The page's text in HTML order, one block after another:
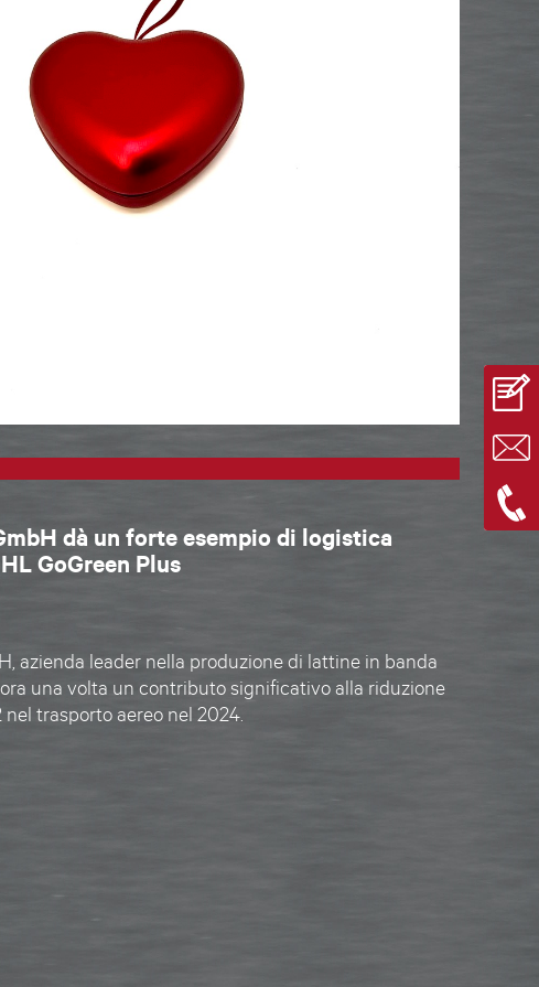
dà un forte esempio di logistica
GoGreen Plus
azienda leader nella produzione di lattine in banda
una volta un contributo significativo alla riduzione
trasporto aereo nel 2024.